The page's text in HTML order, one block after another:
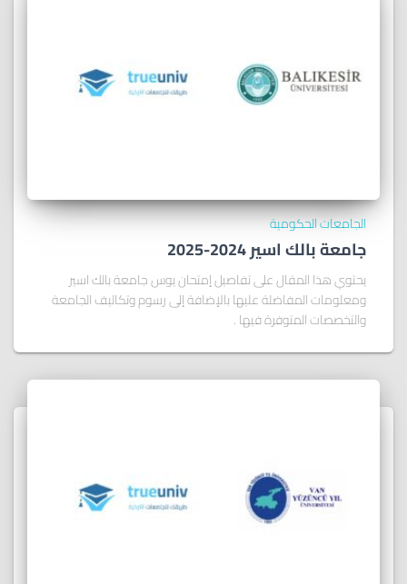
الجامعات الحكومية
جامعة بالك اسير 2024-2025
يحتوي هذا المقال على تفاصيل إمتحان يوس جامعة بالك اسير
ومعلومات المفاضلة عليها بالإضافة إلى رسوم وتكاليف الجامعة
والتخصصات المتوفرة فيها .